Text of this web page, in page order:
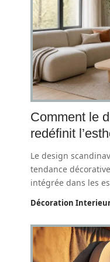
Comment le
redéfinit
Le design
tendance
intégrée dans les
Décoration